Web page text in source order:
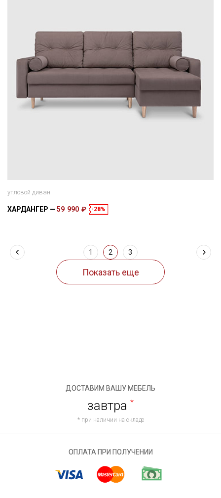
220 × 142 × 90 см
угловой диван
ХАРДАНГЕР 59 990 ₽ -28%
1 2 3
ДОСТАВИМ ВАШУ МЕБЕЛЬ
завтра *
* при наличии на складе
ОПЛАТА ПРИ ПОЛУЧЕНИИ